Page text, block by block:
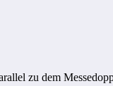
zu dem